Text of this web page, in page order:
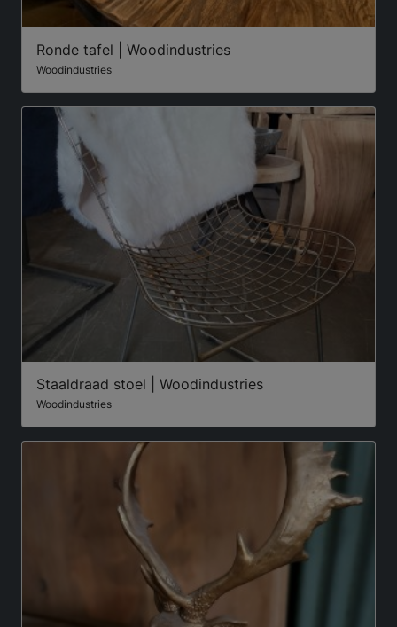
Ronde tafel | Woodindustries
Woodindustries
Staaldraad stoel | Woodindustries
Woodindustries